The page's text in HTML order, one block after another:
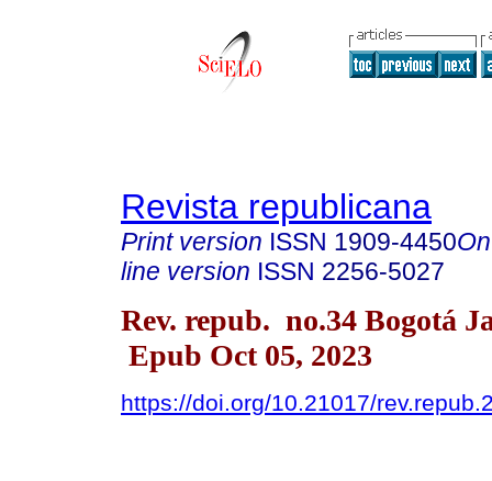
Revista republicana
Print version ISSN 1909-4450
line version ISSN 2256-5027
Rev. repub. no.34 Bogotá
Epub Oct 05, 2023
https://doi.org/10.21017/